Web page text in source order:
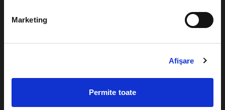
Marketing
Afişare
Permite toate
Diverse